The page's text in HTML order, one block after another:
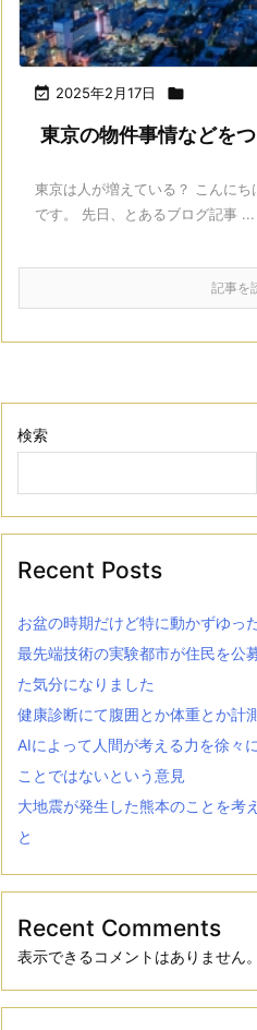
 2025年2月17日 
東京の物件事情などを
東京は人が増えている？ こんに
です。 先日、とあるブログ記事 ...
記事を
検索
Recent Posts
お盆の時期だけど特に動かずゆっ
最先端技術の実験都市が住民を公
た気分になりました
健康診断にて腹囲とか体重とか計
AIによって人間が考える力を徐々
ことではないという意見
大地震が発生した熊本のことを考
と
Recent Comments
表示できるコメントはありません。